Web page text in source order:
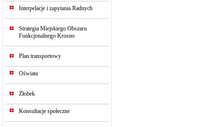
Interpelacje i zapytania Radnych
Strategia Miejskiego Obszaru
Funkcjonalnego Krosno
Plan transportowy
Oświata
Żłobek
Konsultacje społeczne